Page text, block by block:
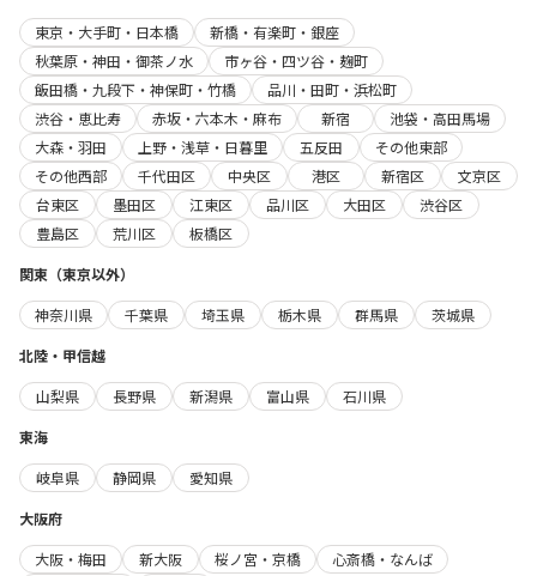
東京・大手町・日本橋
新橋・有楽町・銀座
秋葉原・神田・御茶ノ水
市ヶ谷・四ツ谷・麹町
飯田橋・九段下・神保町・竹橋
品川・田町・浜松町
渋谷・恵比寿
赤坂・六本木・麻布 新宿
池袋・高田馬場
大森・羽田
上野・浅草・日暮里 五反田
その他東部
その他西部
千代田区 中央区 港区 新宿区
文京区
台東区
墨田区 江東区 品川区 大田区
渋谷区
豊島区
荒川区
板橋区
関東（東京以外）
神奈川県
千葉県 埼玉県 栃木県 群馬県
茨城県
北陸・甲信越
山梨県
長野県 新潟県 富山県
石川県
東海
岐阜県
静岡県
愛知県
大阪府
大阪・梅田
新大阪 桜ノ宮・京橋
心斎橋・なんば